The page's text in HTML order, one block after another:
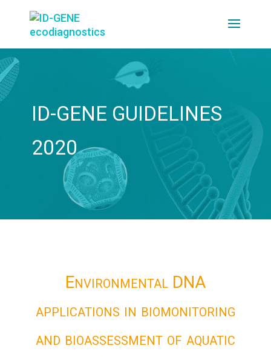
ID-GENE GUIDELINES
2020
Environmental DNA
applications in biomonitoring
and bioassessment of aquatic